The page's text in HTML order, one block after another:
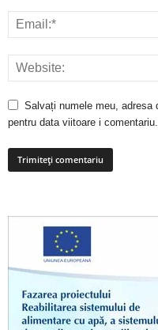
Salvați numele meu, adresa
pentru data viitoare i comentariu.